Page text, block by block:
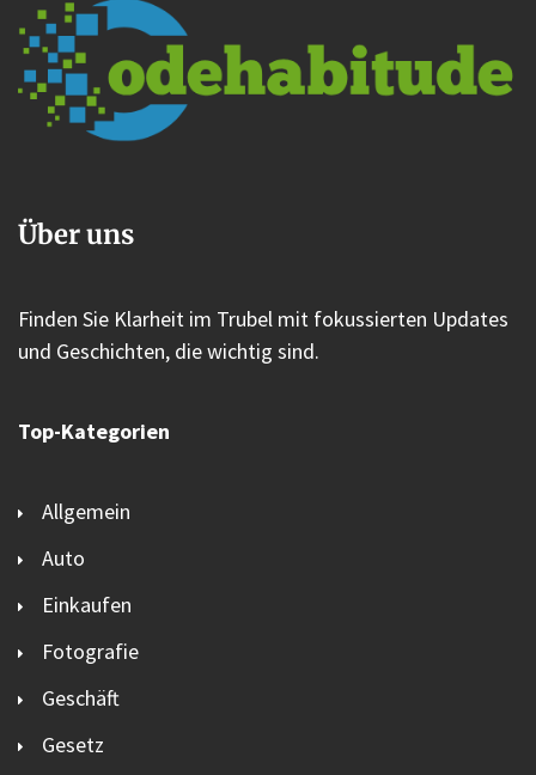
Über uns
Finden Sie Klarheit im Trubel mit fokussierten Updates
und Geschichten, die wichtig sind.
Top-Kategorien
Allgemein
Auto
Einkaufen
Fotografie
Geschäft
Gesetz